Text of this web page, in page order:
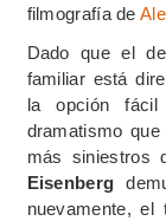
filmografía de
Dado que el
familiar está
la opción
dramatismo
más siniestros
Eisenberg
nuevamente,